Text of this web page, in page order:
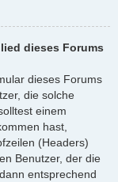
dieses Forums
dieses Forums
die solche
einem
hast,
(Headers)
Benutzer, der die
entsprechend